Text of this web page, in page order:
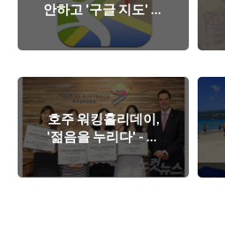
안하고 '구글 지도' 이
용하는 방법
호주 워킹홀리데이,
'젊음을 누리다' - 호
주관광청 '유스캠페
인 최종 4인'